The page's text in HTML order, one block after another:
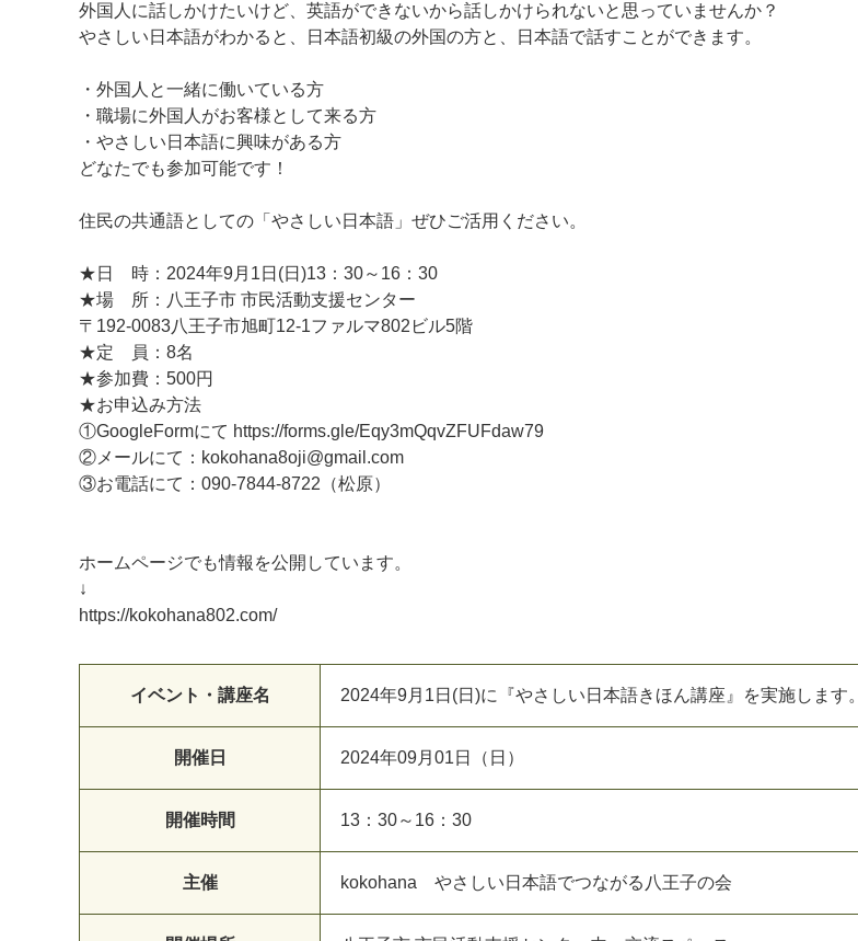
外国人に話しかけたいけど、英語ができないから話しかけられないと思っていませんか？
やさしい日本語がわかると、日本語初級の外国の方と、日本語で話すことができます。
・外国人と一緒に働いている方
・職場に外国人がお客様として来る方
・やさしい日本語に興味がある方
どなたでも参加可能です！
住民の共通語としての「やさしい日本語」ぜひご活用ください。
★日 時：2024年9月1日(日)13：30～16：30
★場 所：八王子市 市民活動支援センター
〒192-0083八王子市旭町12-1ファルマ802ビル5階
★定 員：8名
★参加費：500円
★お申込み方法
①GoogleFormにて https://forms.gle/Eqy3mQqvZFUFdaw79
②メールにて：kokohana8oji@gmail.com
③お電話にて：090-7844-8722（松原）
ホームページでも情報を公開しています。
↓
https://kokohana802.com/
イベント・講座名 2024年9月1日(日)に『やさしい日本語きほん講座』を実施します。
開催日 2024年09月01日（日）
開催時間 13：30～16：30
主催 kokohana やさしい日本語でつながる八王子の会
マイメディア検索